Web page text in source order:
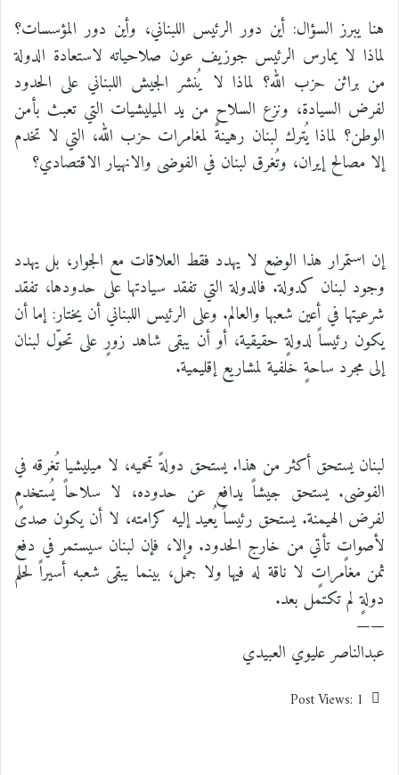
هنا يبرز السؤال: أين دور الرئيس اللبناني، وأين دور المؤسسات؟
لماذا لا يمارس الرئيس جوزيف عون صلاحياته لاستعادة الدولة
من براثن حزب الله؟ لماذا لا يُنشر الجيش اللبناني على الحدود
لفرض السيادة، ونزع السلاح من يد الميليشيات التي تعبث بأمن
الوطن؟ لماذا يُترك لبنان رهينةً لمغامرات حزب الله، التي لا تخدم
إلا مصالح إيران، وتُغرق لبنان في الفوضى والانهيار الاقتصادي؟
إن استمرار هذا الوضع لا يهدد فقط العلاقات مع الجوار، بل يهدد
وجود لبنان كدولة. فالدولة التي تفقد سيادتها على حدودها، تفقد
شرعيتها في أعين شعبها والعالم. وعلى الرئيس اللبناني أن يختار: إما أن
يكون رئيساً لدولةٍ حقيقية، أو أن يبقى شاهد زورٍ على تحوّل لبنان
إلى مجرد ساحةٍ خلفية لمشاريع إقليمية.
لبنان يستحق أكثر من هذا. يستحق دولةً تحميه، لا ميليشيا تُغرقه في
الفوضى. يستحق جيشاً يدافع عن حدوده، لا سلاحاً يُستخدم
لفرض الهيمنة. يستحق رئيساً يُعيد إليه كرامته، لا أن يكون صدىً
لأصواتٍ تأتي من خارج الحدود. وإلا، فإن لبنان سيستمر في دفع
ثمن مغامراتٍ لا ناقة له فيها ولا جمل، بينما يبقى شعبه أسيراً لحلم
دولةٍ لم تكتمل بعد.
——
عبدالناصر عليوي العبيدي
Post Views: 1